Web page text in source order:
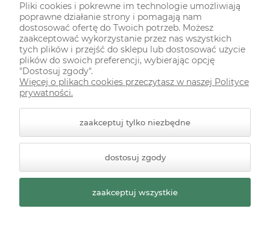
ODWIEDŹ NAS NA
Styl graficzny ShopGadget.pl
Sklep internetowy Shoper
Premium
Pliki cookies i pokrewne im technologie umożliwiają
poprawne działanie strony i pomagają nam
dostosować ofertę do Twoich potrzeb. Możesz
zaakceptować wykorzystanie przez nas wszystkich
tych plików i przejść do sklepu lub dostosować użycie
plików do swoich preferencji, wybierając opcję
"Dostosuj zgody".
Więcej o plikach cookies przeczytasz w naszej Polityce
prywatności.
zaakceptuj tylko niezbędne
dostosuj zgody
zaakceptuj wszystkie